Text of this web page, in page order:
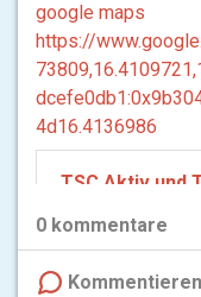
google maps
https://
4d16.4136986
TSC Aktiv und
Der Wiener
Tanzsport und
0 kommentare
Kommentieren